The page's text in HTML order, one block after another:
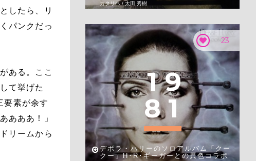
したら、リ
パンクだっ
ある。ここ
て挙げた
要素が余す
あああ！」
リームから
カタリベ / 太田 秀樹
23
1 9
8 1
デボラ・ハリーのソロアルバム「クー
クー」H･R･ギーガーとの異色コラボ